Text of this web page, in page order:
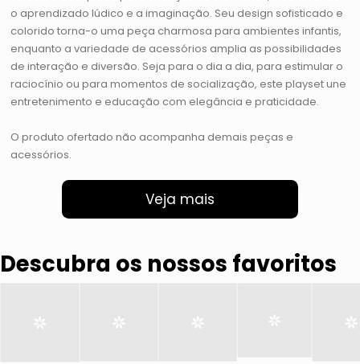
o aprendizado lúdico e a imaginação. Seu design sofisticado e
colorido torna-o uma peça charmosa para ambientes infantis,
enquanto a variedade de acessórios amplia as possibilidades
de interação e diversão. Seja para o dia a dia, para estimular o
raciocínio ou para momentos de socialização, este playset une
entretenimento e educação com elegância e praticidade.
O produto ofertado não acompanha demais peças e
acessórios.
Veja mais
Descubra os nossos favoritos